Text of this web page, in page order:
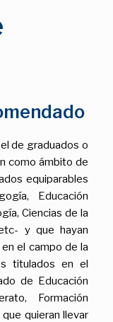
de graduados o
como ámbito de
equiparables
Educación
Ciencias de la
y que hayan
el campo de la
titulados en el
de Educación
Formación
quieran llevar